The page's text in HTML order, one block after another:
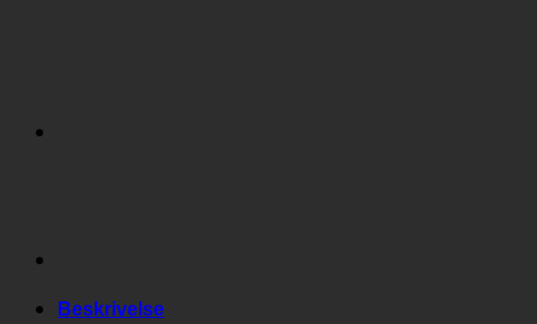
Beskrivelse